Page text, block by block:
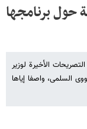
حول برنامجها
الأخیرة لوزیر
السلمی، واصفا إیاها